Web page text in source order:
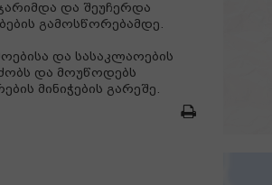
და შეუჩერდა
გამოსწორებამდე.
და სასაკლაოების
და მოუწოდებს
მინიჭების გარეშე.